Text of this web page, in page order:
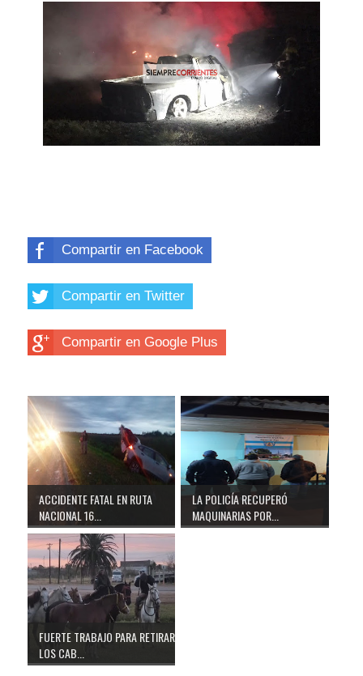
Compartir en Facebook
Compartir en Twitter
Compartir en Google Plus
ACCIDENTE FATAL EN RUTA
NACIONAL 16...
LA POLICÍA RECUPERÓ
MAQUINARIAS POR...
FUERTE TRABAJO PARA RETIRAR
LOS CAB...